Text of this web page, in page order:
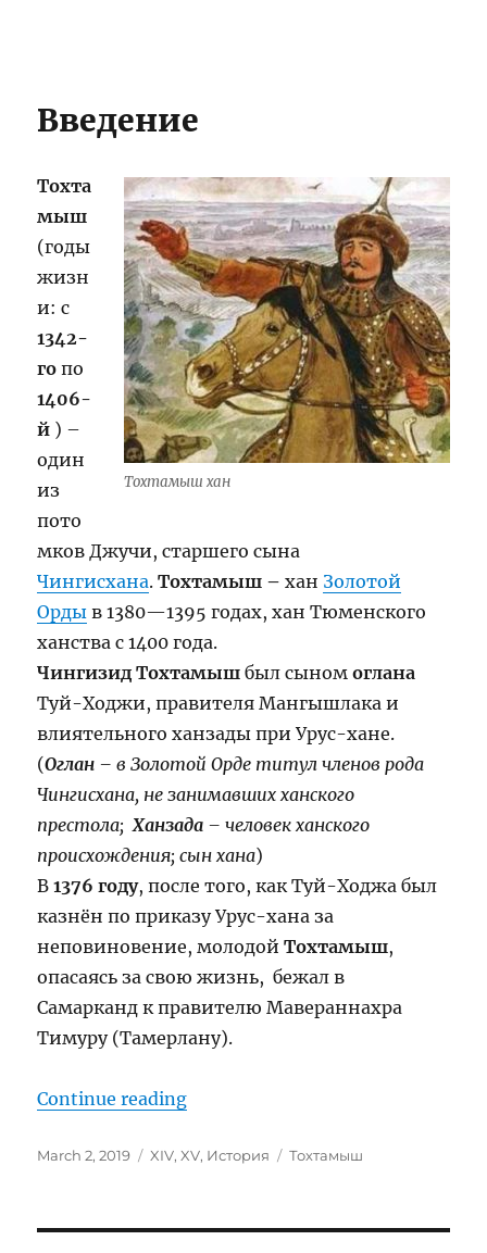
Введение
Тохтамыш хан
Тохта
мыш
(годы
жизн
и: с
1342-
го по
1406-
й ) –
один
из
пото
мков Джучи, старшего сына
Чингисхана.Тохтамыш – хан Золотой
Орды в 1380—1395 годах, хан Тюменского
ханства с 1400 года.
Чингизид Тохтамыш был сыномоглана
Туй-Ходжи, правителя Мангышлака и
влиятельного ханзады при Урус-хане.
(Оглан – в Золотой Орде титул членов рода
Чингисхана, не занимавших ханского
престола;Ханзада – человек ханского
происхождения; сын хана)
В1376 году, после того, как Туй-Ходжа был
казнён по приказу Урус-хана за
неповиновение, молодойТохтамыш,
опасаясь за свою жизнь, бежал в
Самарканд к правителю Мавераннахра
Тимуру (Тамерлану).
Continue reading“Хан Тохтамыш (1342-1406)”
Posted
March 2, 2019 Categories
XIV,XV, История Tags
Тохтамыш